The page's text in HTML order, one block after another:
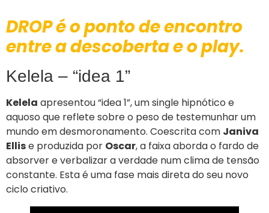
DROP é o ponto de encontro
entre a descoberta e o play.
Kelela – “idea 1”
Kelela apresentou “idea 1”, um single hipnótico e
aquoso que reflete sobre o peso de testemunhar um
mundo em desmoronamento. Coescrita com Janiva
Ellise produzida por Oscar, a faixa aborda o fardo de
absorver e verbalizar a verdade num clima de tensão
constante. Esta é uma fase mais direta do seu novo
ciclo criativo.